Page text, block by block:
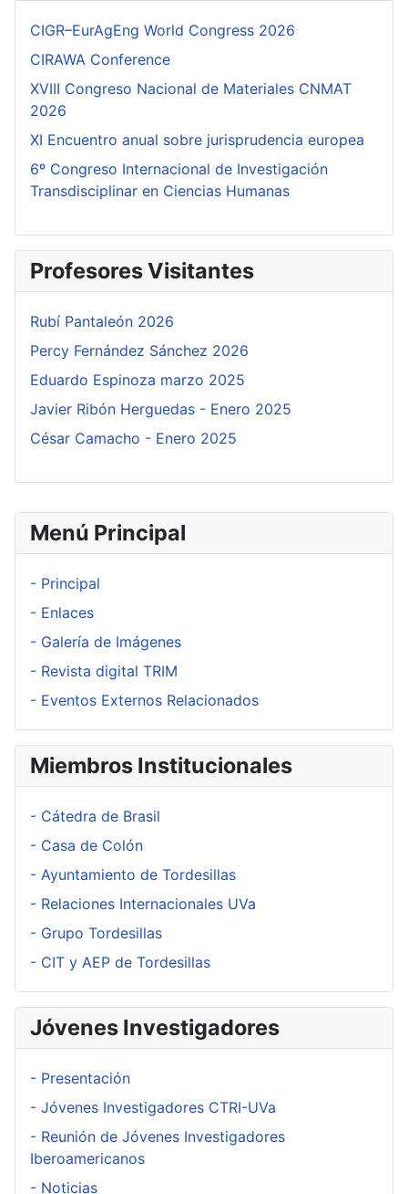
Menú Principal
- Principal
- Enlaces
- Galería de Imágenes
- Revista digital TRIM
- Eventos Externos Relacionados
Miembros Institucionales
- Cátedra de Brasil
- Casa de Colón
- Ayuntamiento de Tordesillas
- Relaciones Internacionales UVa
- Grupo Tordesillas
- CIT y AEP de Tordesillas
Jóvenes Investigadores
- Presentación
- Jóvenes Investigadores CTRI-UVa
- Reunión de Jóvenes Investigadores
Iberoamericanos
- Noticias
CIGR–EurAgEng World Congress 2026
CIRAWA Conference
XVIII Congreso Nacional de Materiales CNMAT
2026
XI Encuentro anual sobre jurisprudencia europea
6º Congreso Internacional de Investigación
Transdisciplinar en Ciencias Humanas
Profesores Visitantes
Rubí Pantaleón 2026
Percy Fernández Sánchez 2026
Eduardo Espinoza marzo 2025
Javier Ribón Herguedas - Enero 2025
César Camacho - Enero 2025